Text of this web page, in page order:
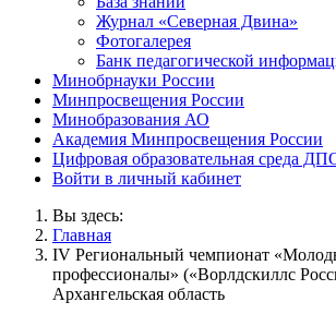
Журнал «Северная Двина»
Фотогалерея
Банк педагогической
Минобрнауки России
Минпросвещения России
Минобразования АО
Академия Минпросвещения России
Цифровая образовательная среда
Войти в личный кабинет
Вы здесь:
Главная
IV Региональный чемпионат
профессионалы» («Ворлдскиллс
Архангельская область